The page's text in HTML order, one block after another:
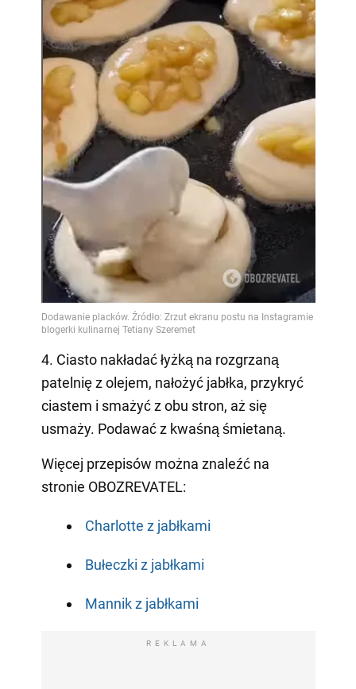
4. Ciasto nakładać łyżką na rozgrzaną
patelnię z olejem, nałożyć jabłka, przykryć
ciastem i smażyć z obu stron, aż się
usmaży. Podawać z kwaśną śmietaną.
Więcej przepisów można znaleźć na
stronie OBOZREVATEL:
Charlotte z jabłkami
Bułeczki z jabłkami
Mannik z jabłkami
REKLAMA